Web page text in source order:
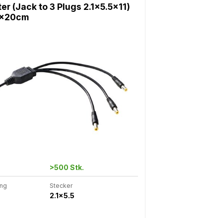
(Jack to 3 Plugs 2.1x5.5x11)
>500 Stk.
Stecker
2.1x5.5